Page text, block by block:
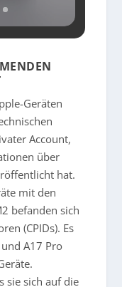
Geräten
Account,
über
hat.
mit den
befanden sich
(CPIDs). Es
A17 Pro
sie sich auf die